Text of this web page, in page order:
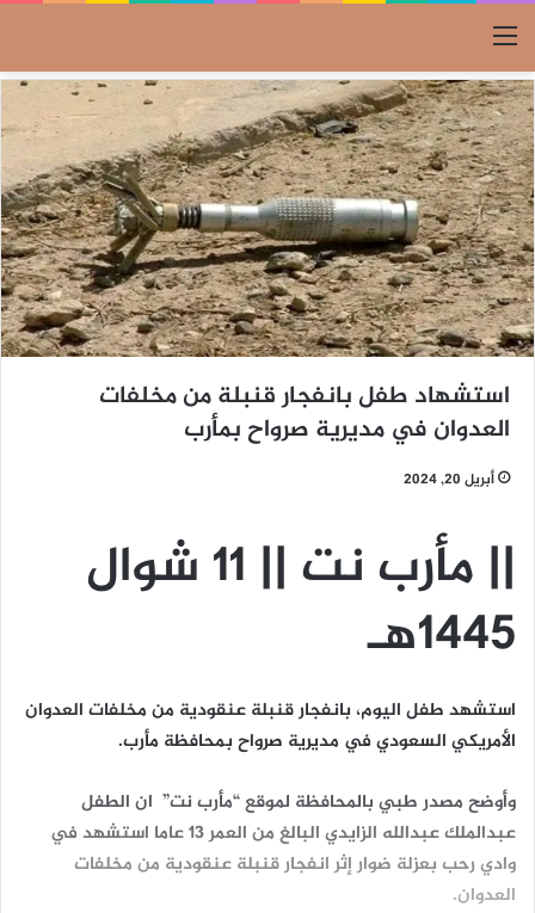
القائمة
استشهاد طفل بانفجار قنبلة من مخلفات
العدوان في مديرية صرواح بمأرب
أبريل 20, 2024
|| مأرب نت || 11 شوال
1445هـ
استشهد طفل اليوم، بانفجار قنبلة عنقودية من مخلفات العدوان
الأمريكي السعودي في مديرية صرواح بمحافظة مأرب.
وأوضح مصدر طبي بالمحافظة لموقع “مأرب نت” ان الطفل
عبدالملك عبدالله الزايدي البالغ من العمر 13 عاما استشهد في
وادي رحب بعزلة ضوار إثر انفجار قنبلة عنقودية من مخلفات
العدوان.